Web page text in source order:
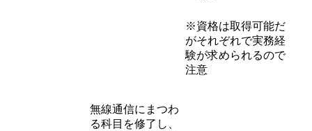
※資格は取得可能だ
がそれぞれで実務経
験が求められるので
注意
無線通信にまつわ
る科目を修了し、